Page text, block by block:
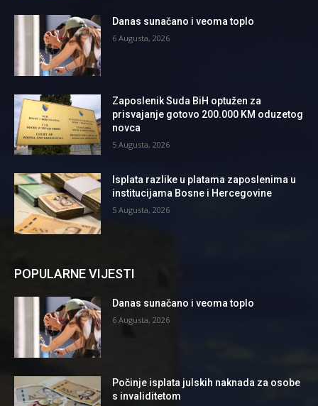
Danas sunačano i veoma toplo
6 Augusta, 2026
Zaposlenik Suda BiH optužen za
prisvajanje gotovo 200.000 KM oduzetog
novca
5 Augusta, 2026
Isplata razlike u platama zaposlenima u
institucijama Bosne i Hercegovine
5 Augusta, 2026
POPULARNE VIJESTI
Danas sunačano i veoma toplo
6 Augusta, 2026
Počinje isplata julskih naknada za osobe
s invaliditetom